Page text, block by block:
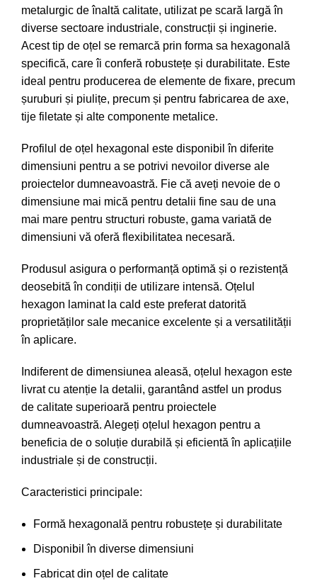
metalurgic de înaltă calitate, utilizat pe scară largă în
diverse sectoare industriale, construcții și inginerie.
Acest tip de oțel se remarcă prin forma sa hexagonală
specifică, care îi conferă robustețe și durabilitate. Este
ideal pentru producerea de elemente de fixare, precum
șuruburi și piulițe, precum și pentru fabricarea de axe,
tije filetate și alte componente metalice.
Profilul de oțel hexagonal este disponibil în diferite
dimensiuni pentru a se potrivi nevoilor diverse ale
proiectelor dumneavoastră. Fie că aveți nevoie de o
dimensiune mai mică pentru detalii fine sau de una
mai mare pentru structuri robuste, gama variată de
dimensiuni vă oferă flexibilitatea necesară.
Produsul asigura o performanță optimă și o rezistență
deosebită în condiții de utilizare intensă. Oțelul
hexagon laminat la cald este preferat datorită
proprietăților sale mecanice excelente și a versatilității
în aplicare.
Indiferent de dimensiunea aleasă, oțelul hexagon este
livrat cu atenție la detalii, garantând astfel un produs
de calitate superioară pentru proiectele
dumneavoastră. Alegeți oțelul hexagon pentru a
beneficia de o soluție durabilă și eficientă în aplicațiile
industriale și de construcții.
Caracteristici principale:
Formă hexagonală pentru robustețe și durabilitate
Disponibil în diverse dimensiuni
Fabricat din oțel de calitate